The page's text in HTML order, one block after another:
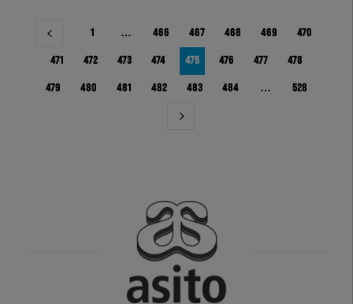
Berichtnavigatie
1 … 466 467 468 469 470
471 472 473 474 475 476 477 478
479 480 481 482 483 484 … 528